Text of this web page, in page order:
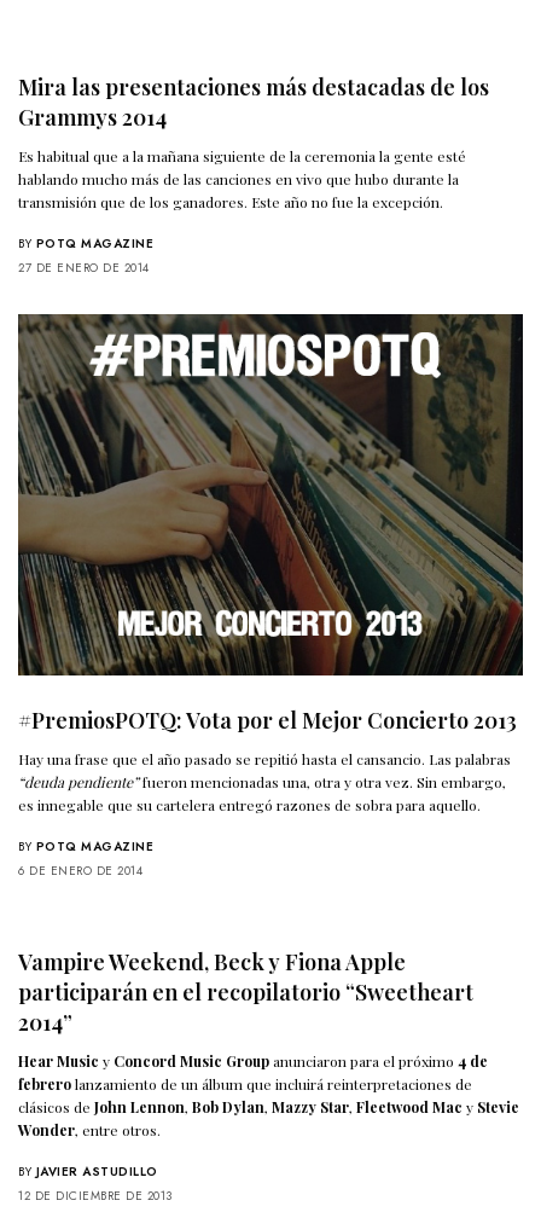
Mira las presentaciones más destacadas de los
Grammys 2014
Es habitual que a la mañana siguiente de la ceremonia la gente esté
hablando mucho más de las canciones en vivo que hubo durante la
transmisión que de los ganadores. Este año no fue la excepción.
BY POTQ MAGAZINE
27 DE ENERO DE 2014
#PremiosPOTQ: Vota por el Mejor Concierto 2013
Hay una frase que el año pasado se repitió hasta el cansancio. Las palabras
“deuda pendiente”fueron mencionadas una, otra y otra vez. Sin embargo,
es innegable que su cartelera entregó razones de sobra para aquello.
BY POTQ MAGAZINE
6 DE ENERO DE 2014
Vampire Weekend, Beck y Fiona Apple
participarán en el recopilatorio “Sweetheart
2014”
Hear Music y Concord Music Groupanunciaron para el próximo4 de
febrerolanzamiento de un álbum que incluirá reinterpretaciones de
clásicos deJohn Lennon,Bob Dylan,Mazzy Star,Fleetwood Mac y Stevie
Wonder, entre otros.
BY JAVIER ASTUDILLO
12 DE DICIEMBRE DE 2013